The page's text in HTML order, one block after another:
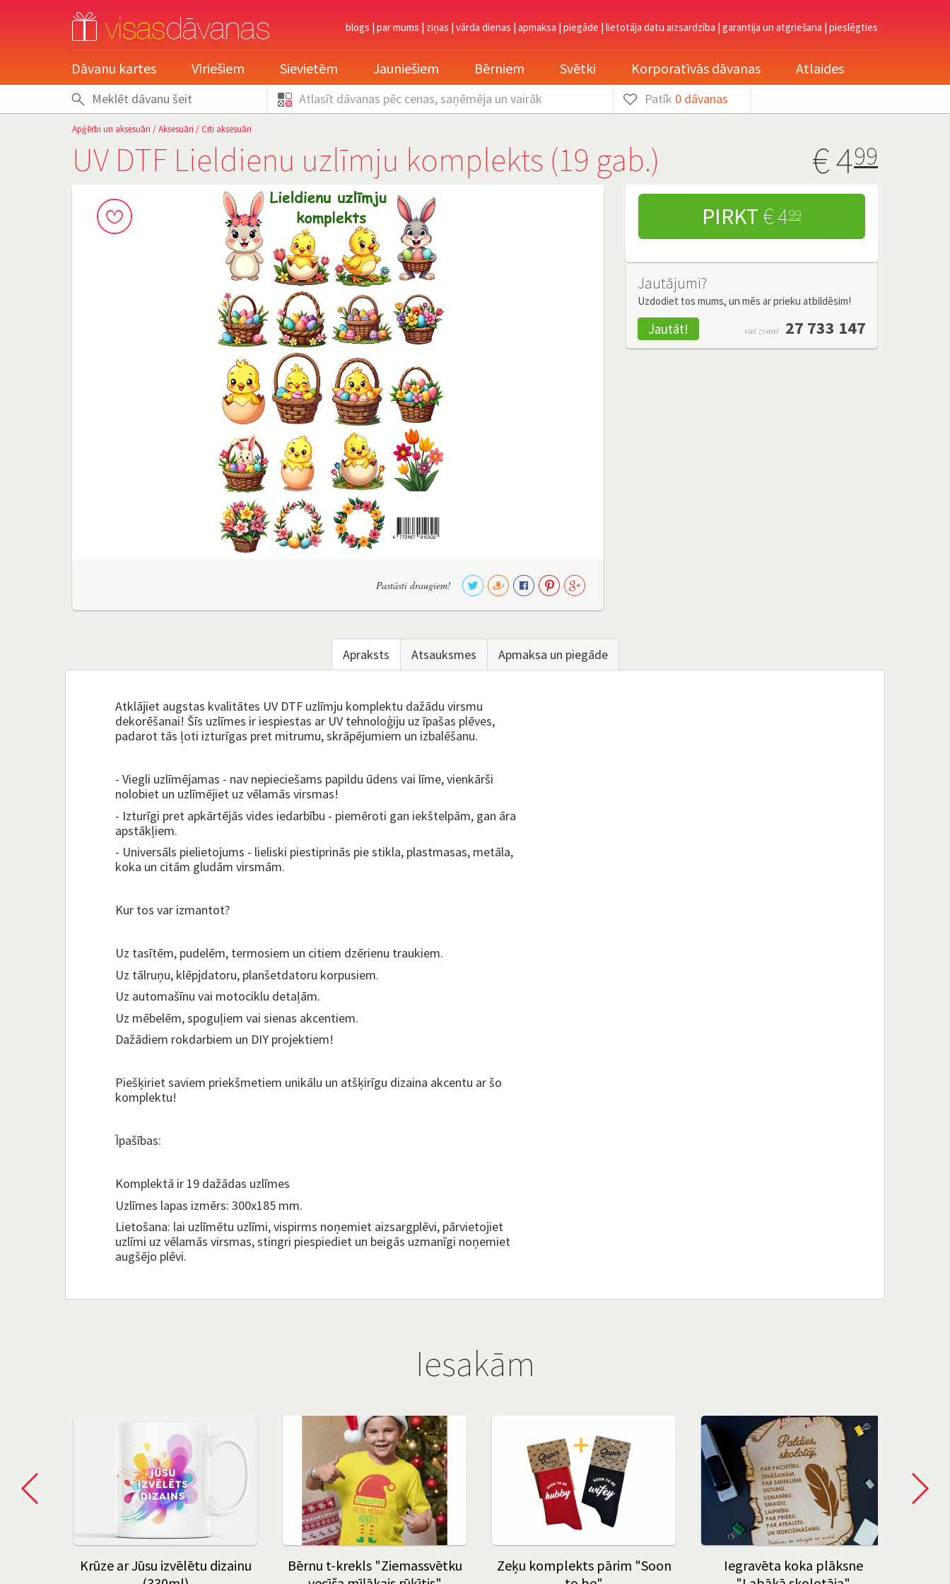
blogs | par mums | ziņas | vārda dienas | apmaksa | piegāde | lietotāja datu aizsardzība | garantija un atgriešana | pieslēgties
pieslēgties
Dāvanu kartes Vīriešiem Sievietēm Jauniešiem Bērniem Svētki Korporatīvās dāvanas Atlaides
Atlasīt dāvanas pēc cenas, saņēmēja un vairāk Patīk 0dāvanas
Apģērbi un aksesuāri /Aksesuāri /Citi aksesuāri
UV DTF Lieldienu uzlīmju komplekts (19 gab.) €499
Pastāsti draugiem!
PIRKT € 499
Jautājumi?
Uzdodiet tos mums, un mēs ar prieku atbildēsim!
Jautāt! vai zvani 27 733 147
Apraksts Atsauksmes Apmaksa un piegāde
Atklājiet augstas kvalitātes UV DTF uzlīmju komplektu dažādu virsmu
dekorēšanai! Šīs uzlīmes ir iespiestas ar UV tehnoloģiju uz īpašas plēves,
padarot tās ļoti izturīgas pret mitrumu, skrāpējumiem un izbalēšanu.
- Viegli uzlīmējamas - nav nepieciešams papildu ūdens vai līme, vienkārši
nolobiet un uzlīmējiet uz vēlamās virsmas!
- Izturīgi pret apkārtējās vides iedarbību - piemēroti gan iekštelpām, gan āra
apstākļiem.
- Universāls pielietojums - lieliski piestiprinās pie stikla, plastmasas, metāla,
koka un citām gludām virsmām.
Kur tos var izmantot?
Uz tasītēm, pudelēm, termosiem un citiem dzērienu traukiem.
Uz tālruņu, klēpjdatoru, planšetdatoru korpusiem.
Uz automašīnu vai motociklu detaļām.
Uz mēbelēm, spoguļiem vai sienas akcentiem.
Dažādiem rokdarbiem un DIY projektiem!
Piešķiriet saviem priekšmetiem unikālu un atšķirīgu dizaina akcentu ar šo
komplektu!
Īpašības:
Komplektā ir 19 dažādas uzlīmes
Uzlīmes lapas izmērs: 300x185 mm.
Lietošana: lai uzlīmētu uzlīmi, vispirms noņemiet aizsargplēvi, pārvietojiet
uzlīmi uz vēlamās virsmas, stingri piespiediet un beigās uzmanīgi noņemiet
augšējo plēvi.
Iesakām
Krūze ar Jūsu izvēlētu dizainu
Bērnu t-krekls "Ziemassvētku
Zeķu komplekts pārim "Soon
Iegravēta koka plāksne